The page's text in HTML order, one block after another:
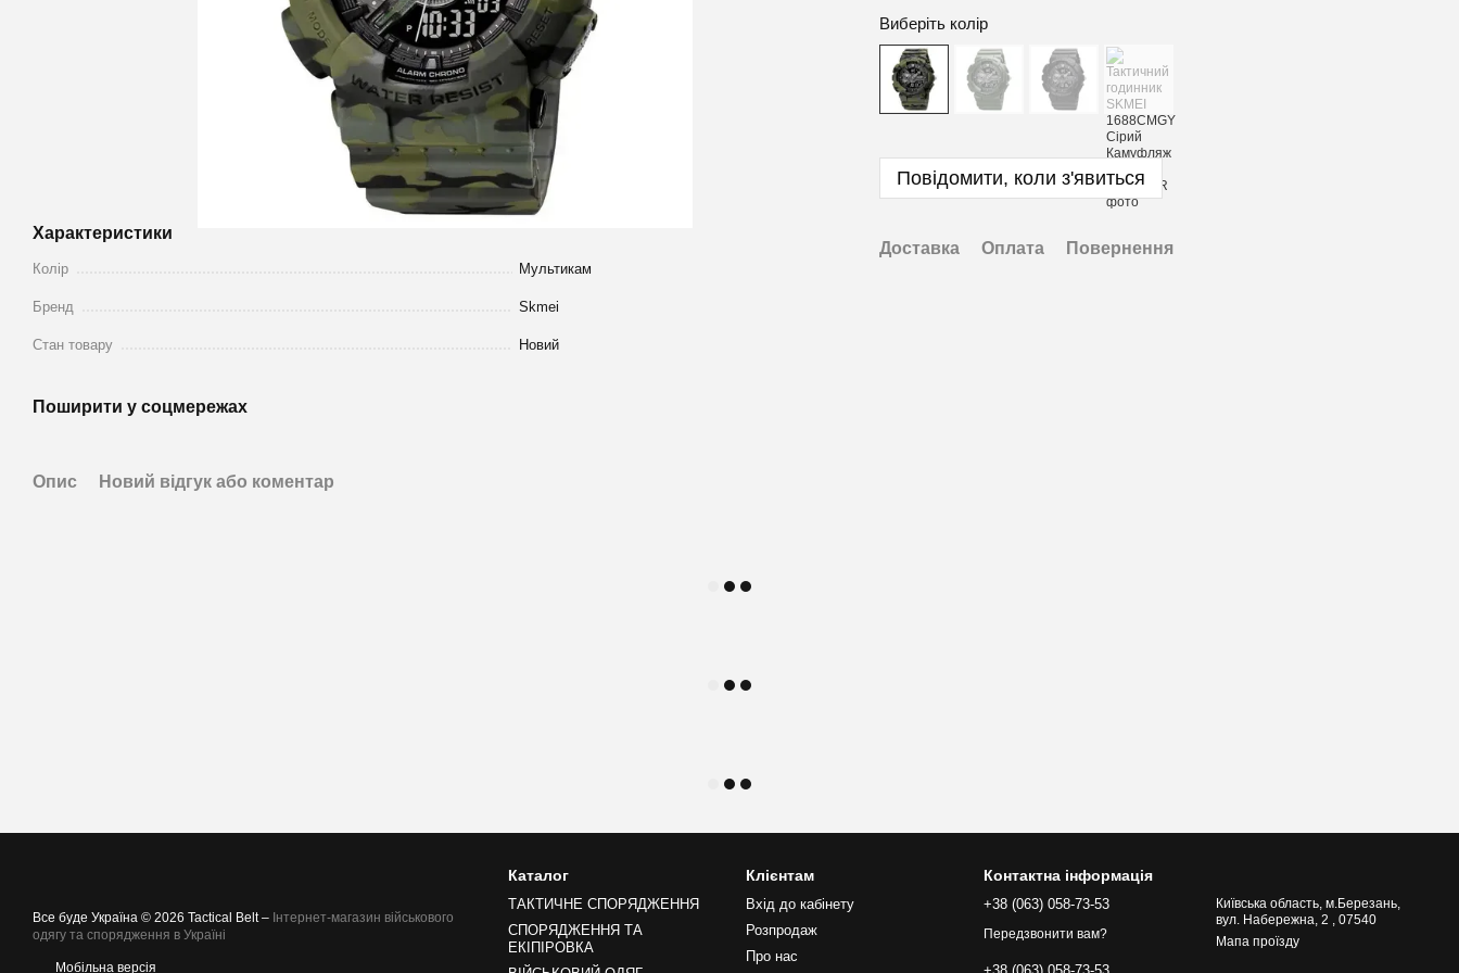
Характеристики
Колір Мультикам
Бренд Skmei
Стан товару Новий
Поширити у соцмережах
Виберіть колір
Повідомити, коли з'явиться
Доставка Оплата Повернення
Опис Новий відгук або коментар
Все буде Україна © 2026 Tactical Belt – Інтернет-магазин військового
одягу та спорядження в Україні
Мобільна версія
Каталог
ТАКТИЧНЕ СПОРЯДЖЕННЯ
СПОРЯДЖЕННЯ ТА
ЕКІПІРОВКА
Клієнтам
Вхід до кабінету
Розпродаж
Про нас
Контактна інформація
+38 (063) 058-73-53
Передзвонити вам?
Київська область, м.Березань,
вул. Набережна, 2 , 07540
Мапа проїзду